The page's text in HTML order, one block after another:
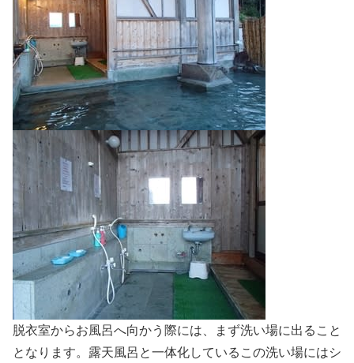
脱衣室からお風呂へ向かう際には、まず洗い場に出ること
となります。露天風呂と一体化しているこの洗い場にはシ